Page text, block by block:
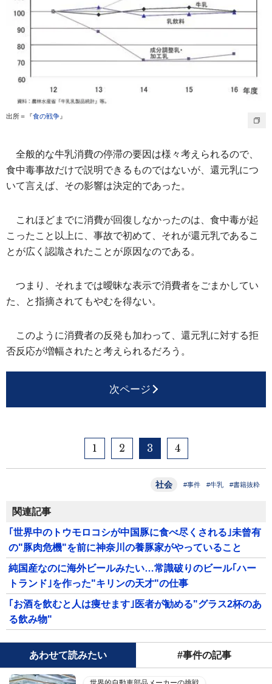
出所＝『食の戦争 』
全般的な牛乳消費の停滞の要因は様々考えられるので、
食中毒事故だけで説明できるものではないが、還元乳につ
いて言えば、その影響は決定的であった。
これほどまでに消費が回復しなかったのは、食中毒が起
こったこと以上に、事故で初めて、それが還元乳であるこ
とが広く認識されたことが原因なのである。
つまり、それまでは曖昧な表示で消費者をごまかしてい
た、と指摘されてもやむを得ない。
このように消費者の反発も加わって、還元乳に対する拒
否反応が増幅されたと考えられるだろう。
次ページ
1 2 3 4
社会 #事件 #牛乳 #書籍抜粋
関連記事
｢世界中のトウモロコシが中国豚に食べ尽くされる｣未曾有
の"豚肉危機"を前に神奈川の養豚家がやっていること
純国産なのに海外ビールみたい…常識破りのビール｢ハー
トランド｣を作った"キリンの天才"の仕事
｢お酒を飲むと人は痩せます｣医者が勧める"グラス2杯のあ
る飲み物"
あわせて読みたい #事件の記事